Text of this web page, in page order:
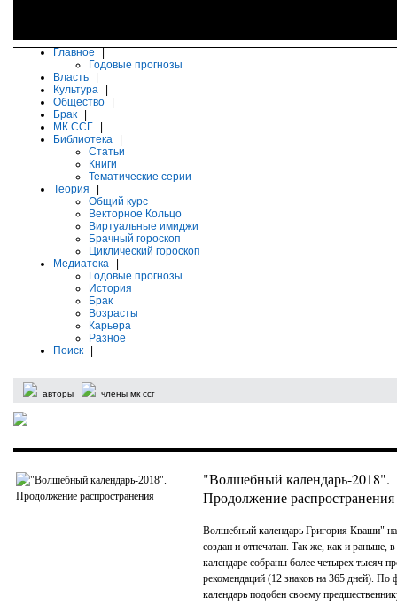
Главное
Годовые прогнозы
Власть
Культура
Общество
Брак
МК ССГ
Библиотека
Статьи
Книги
Тематические серии
Теория
Общий курс
Векторное Кольцо
Виртуальные имиджи
Брачный гороскоп
Циклический гороскоп
Медиатека
Годовые прогнозы
История
Брак
Возрасты
Карьера
Разное
Поиск
авторы члены мк ссг
"Волшебный календарь-2018".
Продолжение распространения
Волшебный календарь Григория Кваши"
создан и отпечатан. Так же, как и раньше,
календаре собраны более четырех тысяч
рекомендаций (12 знаков на 365 дней). По
календарь подобен своему